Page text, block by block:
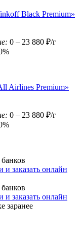
Black Premium»
0 – 23 880 ₽/г
Airlines Premium»
0 – 23 880 ₽/г
и заказать онлайн
и заказать онлайн
заранее